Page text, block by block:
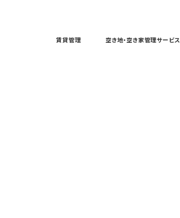
賃貸管理 空き地・空き家管理サービス